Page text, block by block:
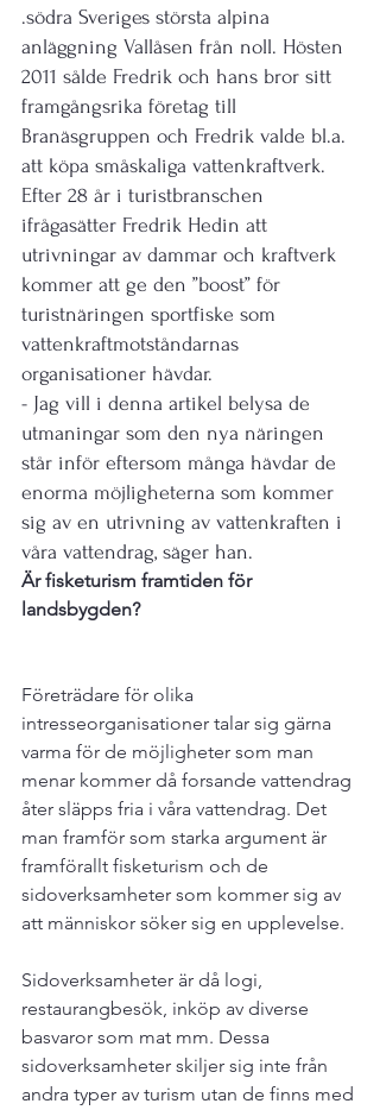
.södra Sveriges största alpina
anläggning Vallåsen från noll. Hösten
2011 sålde Fredrik och hans bror sitt
framgångsrika företag till
Branäsgruppen och Fredrik valde bl.a.
att köpa småskaliga vattenkraftverk.
Efter 28 år i turistbranschen
ifrågasätter Fredrik Hedin att
utrivningar av dammar och kraftverk
kommer att ge den ”boost” för
turistnäringen sportfiske som
vattenkraftmotståndarnas
organisationer hävdar.
- Jag vill i denna artikel belysa de
utmaningar som den nya näringen
står inför eftersom många hävdar de
enorma möjligheterna som kommer
sig av en utrivning av vattenkraften i
våra vattendrag, säger han.
Är fisketurism framtiden för
landsbygden?
Företrädare för olika
intresseorganisationer talar sig gärna
varma för de möjligheter som man
menar kommer då forsande vattendrag
åter släpps fria i våra vattendrag. Det
man framför som starka argument är
framförallt fisketurism och de
sidoverksamheter som kommer sig av
att människor söker sig en upplevelse.
Sidoverksamheter är då logi,
restaurangbesök, inköp av diverse
basvaror som mat mm. Dessa
sidoverksamheter skiljer sig inte från
andra typer av turism utan de finns med